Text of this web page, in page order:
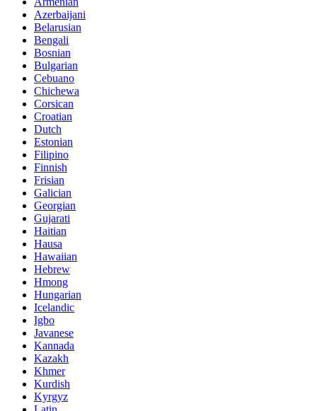
Azerbaijani
Belarusian
Bengali
Bosnian
Bulgarian
Cebuano
Chichewa
Corsican
Croatian
Dutch
Estonian
Filipino
Finnish
Frisian
Galician
Georgian
Gujarati
Haitian
Hausa
Hawaiian
Hebrew
Hmong
Hungarian
Icelandic
Igbo
Javanese
Kannada
Kazakh
Khmer
Kurdish
Kyrgyz